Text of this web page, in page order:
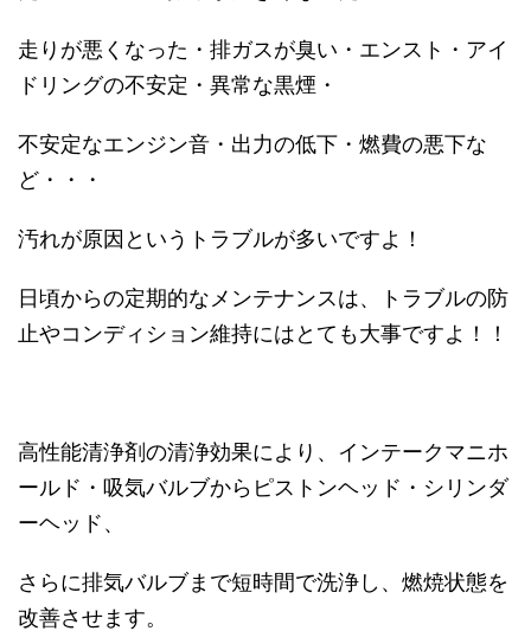
走りが悪くなった・排ガスが臭い・エンスト・アイ
ドリングの不安定・異常な黒煙・
不安定なエンジン音・出力の低下・燃費の悪下な
ど・・・
汚れが原因というトラブルが多いですよ！
日頃からの定期的なメンテナンスは、トラブルの防
止やコンディション維持にはとても大事ですよ！！
高性能清浄剤の清浄効果により、インテークマニホ
ールド・吸気バルブからピストンヘッド・シリンダ
ーヘッド、
さらに排気バルブまで短時間で洗浄し、燃焼状態を
改善させます。